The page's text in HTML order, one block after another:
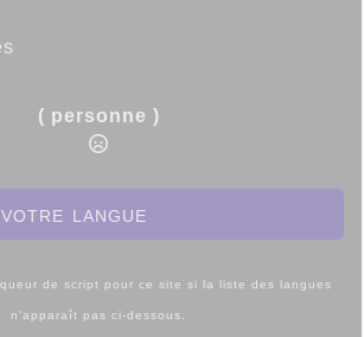
( personne )
langue
de script pour ce site si la liste des langues
n'apparaît pas ci-dessous.